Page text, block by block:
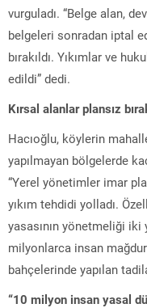
vurguladı. “Belge alan,
belgeleri sonradan iptal
bırakıldı. Yıkımlar ve
edildi” dedi.
Kırsal alanlar plansız
Hacıoğlu, köylerin
yapılmayan bölgelerde
“Yerel yönetimler imar
yıkım tehdidi yolladı.
yasasının yönetmeliği
milyonlarca insan
bahçelerinde yapılan
“10 milyon insan yasal